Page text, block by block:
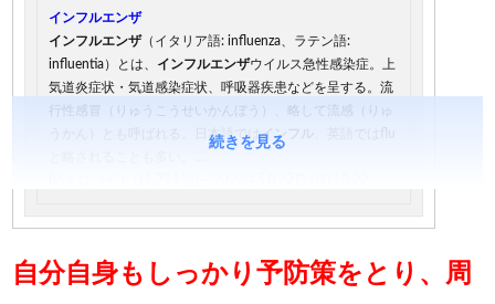
インフルエンザ
インフルエンザ（イタリア語: influenza、ラテン語:
influentia）とは、 インフルエンザウイルス急性感染症。上
気道炎症状・気道感染症状、呼吸器疾患などを呈する。流
行性感冒（りゅうこうせいかんぼう）、略して流感（りゅ
うかん）とも呼ばれる。日本語ではインフル
自分自身もしっかり予防策をとり、周
続きを見る